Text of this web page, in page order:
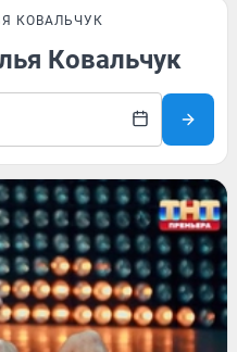
КОВАЛЬЧУК
Ковальчук